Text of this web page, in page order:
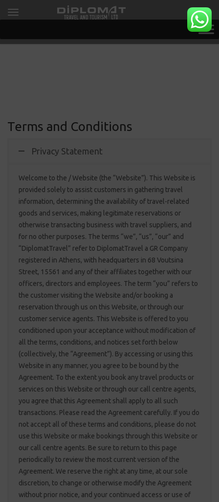
Terms and Conditions
Privacy Statement
Welcome to the / Website (the “Website”). This Website is
provided solely to assist customers in gathering travel
information, determining the availability of travel-related
goods and services, making legitimate reservations or
otherwise transacting business with travel suppliers, and
for no other purposes. The terms “we”, “us”, “our” and
“DiplomatTravel” refer to DiplomatTravel a GR Company
registered in Athens, with headquarters in 68 Voutsina
Street, 15561 and any of their affiliates together with our
officers, directors and employees. The term “you” refers to
the customer visiting the Website and/or booking a
reservation through us on this Website, or through our
customer service agents. This Website is offered to you
conditioned upon your acceptance without modification of
all the terms, conditions, and notices set forth below
(collectively, the “Agreement”). By accessing or using this
Website in any manner, you agree to be bound by the
Agreement. To the extent you book any travel products or
services on this Website or through our call centre agents,
you agree that this Agreement shall apply to all such
transactions. Please read the Agreement carefully. If you do
not accept all of these terms and conditions, please do not
use this Website or make bookings through this Website or
our call centre agents. Be sure to return to this page
periodically to review the most current version of the
Agreement. We reserve the right at any time, at our sole
discretion, to change or otherwise modify the Agreement
without prior notice, and your continued access or use of